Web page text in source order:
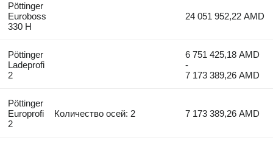
Pöttinger
Euroboss
330 H
24 051 952,22 AMD
Pöttinger
Ladeprofi
2
6 751 425,18 AMD
-
7 173 389,26 AMD
Pöttinger
Europrofi
2
Количество осей: 2 7 173 389,26 AMD